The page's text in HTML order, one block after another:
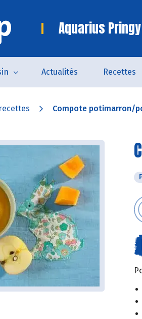
Aquarius Pringy
Actualités Recettes
Compote potimarron/